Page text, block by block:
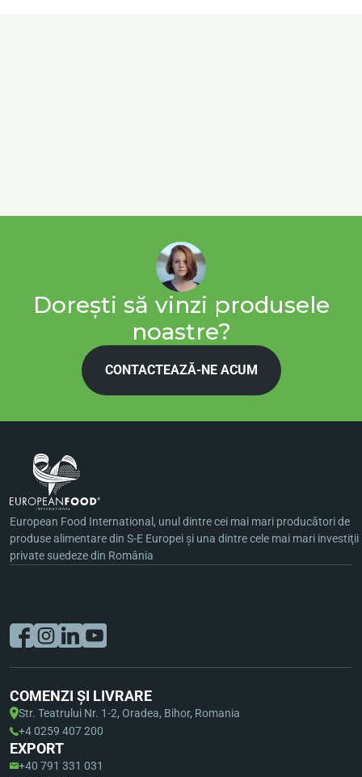
Dorești să vinzi produsele
noastre?
CONTACTEAZĂ-NE ACUM
European Food International, unul dintre cei mai mari producători de
produse alimentare din S-E Europei şi una dintre cele mai mari investiţii
private suedeze din România
COMENZI ȘI LIVRARE
Str. Teatrului Nr. 1-2, Oradea, Bihor, Romania
+4 0259 407 200
EXPORT
+40 791 331 031